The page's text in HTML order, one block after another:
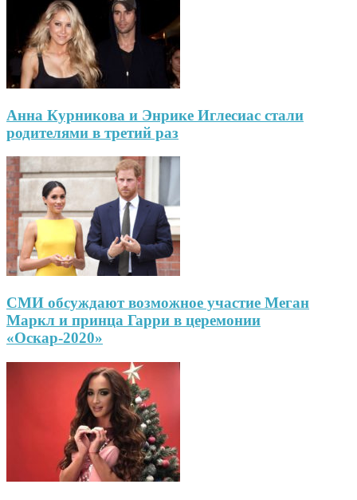
Анна Курникова и Энрике Иглесиас стали
родителями в третий раз
СМИ обсуждают возможное участие Меган
Маркл и принца Гарри в церемонии
«Оскар-2020»